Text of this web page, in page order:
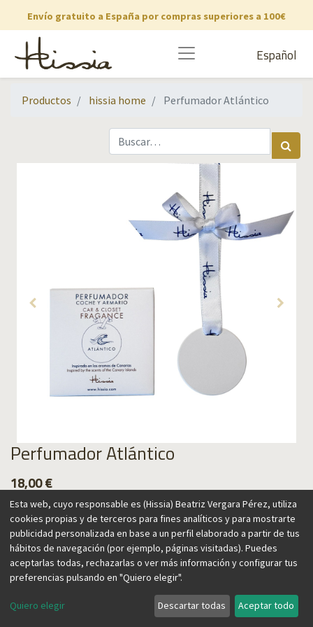
Envío gratuito a España por compras superiores a 100€
Español
Productos hissia home Perfumador Atlántico
Perfumador Atlántico
18,00€
Agregar al carrito
Nuestros perfumadores están inspirados en las Islas
Esta web, cuyo responsable es (Hissia) Beatriz Vergara Pérez, utiliza
cookies propias y de terceros para fines analíticos y para mostrarte
publicidad personalizada en base a un perfil elaborado a partir de tus
hábitos de navegación (por ejemplo, páginas visitadas). Puedes
aceptarlas todas, rechazarlas o ver más información y configurar tus
preferencias pulsando en "Quiero elegir".
Quiero elegir Descartar todas Aceptar todo